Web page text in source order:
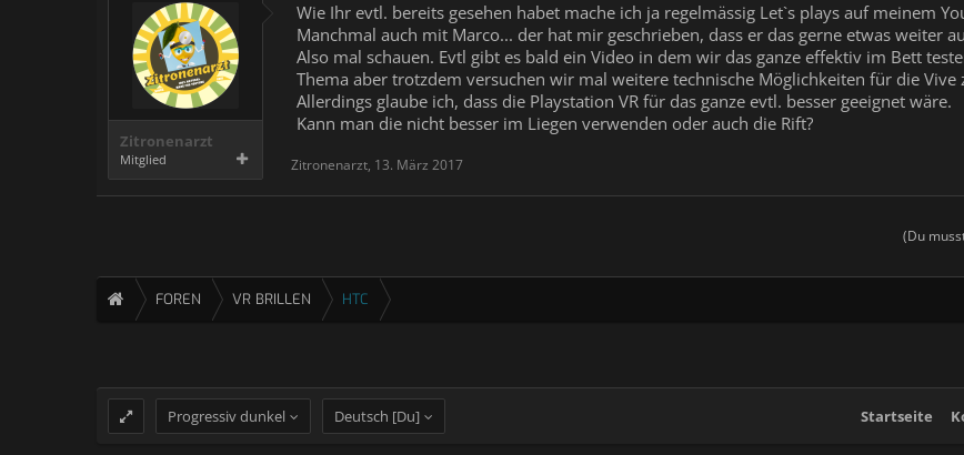
Zitronenarzt
Mitglied
Wie Ihr evtl. bereits gesehen habet mache ich ja regelmässig Let`s plays auf meinem
Manchmal auch mit Marco... der hat mir geschrieben, dass er das gerne etwas weiter
Also mal schauen. Evtl gibt es bald ein Video in dem wir das ganze effektiv im Bett
Thema aber trotzdem versuchen wir mal weitere technische Möglichkeiten für die Vive
Allerdings glaube ich, dass die Playstation VR für das ganze evtl. besser geeignet wäre.
Kann man die nicht besser im Liegen verwenden oder auch die Rift?
Zitronenarzt, 13. März 2017
(Du
FOREN VR BRILLEN HTC
Progressiv dunkel Deutsch [Du] Startseite